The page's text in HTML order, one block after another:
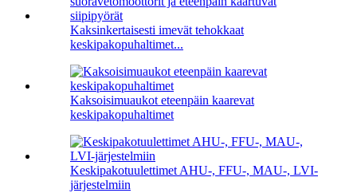
Kaksinkertaisesti imevät tehokkaat
keskipakopuhaltimet...
Kaksoisimuaukot eteenpäin kaarevat
keskipakopuhaltimet
Keskipakotuulettimet AHU-, FFU-, MAU-, LVI-
järjestelmiin